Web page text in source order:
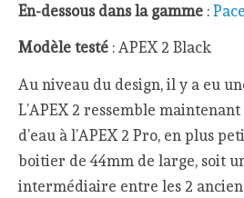
En-dessous dans la gamme :
Modèle testé : APEX 2 Black
Au niveau du design, il y a eu
L’APEX 2 ressemble
d’eau à l’APEX 2 Pro, en plus
boitier de 44mm de large, soit
intermédiaire entre les 2